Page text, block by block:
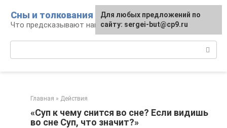
контенту
Сны и толкования
Что предсказывают нам наши сны
Главная » Действия
«Суп к чему снится во сне? Если видишь
во сне Суп, что значит?»
Для любых предложений по
сайту: sergei-but@cp9.ru